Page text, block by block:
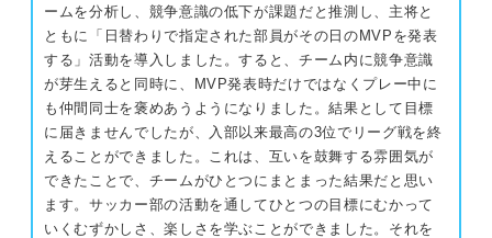
ームを分析し、競争意識の低下が課題だと推測し、主将と
ともに「日替わりで指定された部員がその日のMVPを発表
する」活動を導入しました。すると、チーム内に競争意識
が芽生えると同時に、MVP発表時だけではなくプレー中に
も仲間同士を褒めあうようになりました。結果として目標
に届きませんでしたが、入部以来最高の3位でリーグ戦を終
えることができました。これは、互いを鼓舞する雰囲気が
できたことで、チームがひとつにまとまった結果だと思い
ます。サッカー部の活動を通してひとつの目標にむかって
いくむずかしさ、楽しさを学ぶことができました。それを